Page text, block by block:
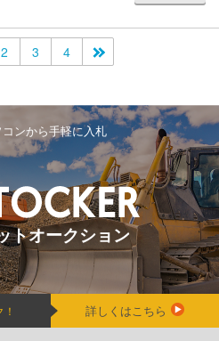
2 3 4
ンから手軽に入札
トオークション
詳しくはこちら